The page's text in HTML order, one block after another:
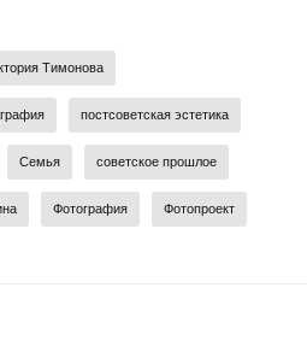
Тимонова
постсоветская эстетика
Семья советское прошлое
Фотография Фотопроект